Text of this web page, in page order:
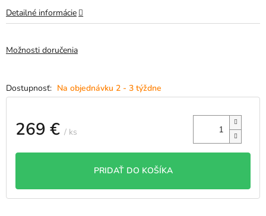
Na objednávku 2 - 3 týždne
Možnosti doručenia
269 € / ks
PRIDAŤ DO KOŠÍKA
Detailné informácie